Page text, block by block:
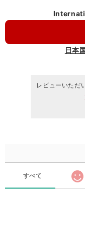
日本
レビューいただ
すべて